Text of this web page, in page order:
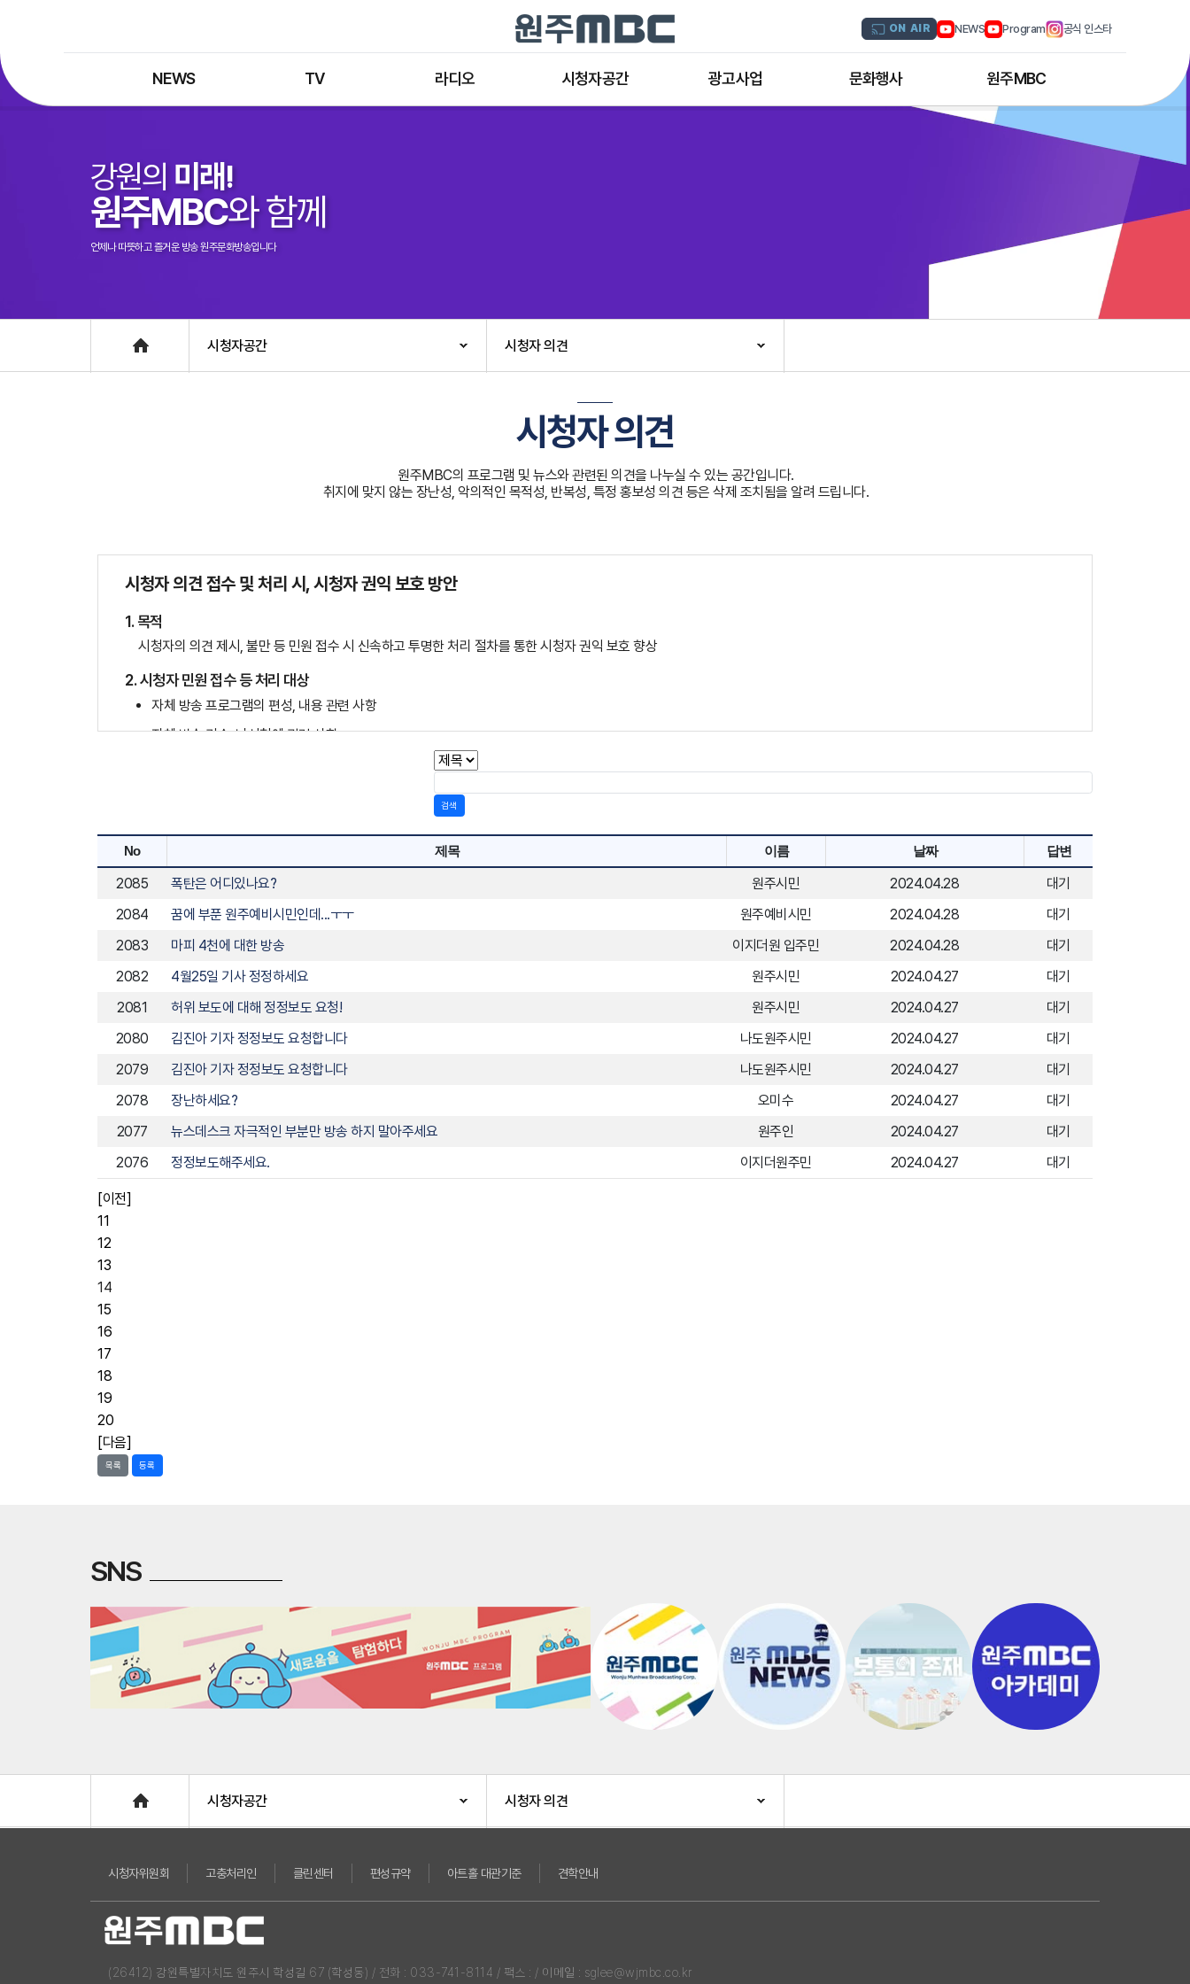
ON AIR NEWS Program 공식 인스타
NEWS
뉴스검색
제보는 MBC
정정·반론보도
TV
종영 프로그램
프로그램 구입안내
UHDTV 즐기는 방법
라디오 시청자공간 광고사업 문화행사 원주MBC
회사연혁
아나운서 소개
강원의 미래!
원주MBC와 함께
언제나 따뜻하고 즐거운 방송 원주문화방송입니다
시청자공간 시청자 의견
시청자 의견
원주MBC의 프로그램 및 뉴스와 관련된 의견을 나누실 수 있는 공간입니다.
취지에 맞지 않는 장난성, 악의적인 목적성, 반복성, 특정 홍보성 의견 등은 삭제 조치됨을 알려 드립니다.
시청자 의견 접수 및 처리 시, 시청자 권익 보호 방안
1. 목적
시청자의 의견 제시, 불만 등 민원 접수 시 신속하고 투명한 처리 절차를 통한 시청자 권익 보호 향상
2. 시청자 민원 접수 등 처리 대상
자체 방송 프로그램의 편성, 내용 관련 사항
자체 방송 기술, 난시청에 관련 사항
전화 033-741-8243(월~금 : 오전 9시~오후 6시, 토~일, 공휴일, 야간)
4. 처리 절차
의견 등 불만 신청(홈페이지, 전화) → 시청자 권익 보호 담당 부서(경영 심의국) 접수 → 관련 부서 협의 → 불만 등 의견 처리 결과 답변 처리(홈페이지, 전화)
5. 민원 처리 지침
민원 관련 부서는 1주일 이내 처리결과를 위해 노력하며, 신청인이 더 신속한 처리를 원하거나 불만 내용에 있어 신속성이 요구 된다고 판단되는 경우 즉시 처리하도록 함
불가피한 사유로 처리가 지연 될 시에는 민원인에게 사전 안내 하여야 함
야간, 주말, 공휴일 등 근무 외 시간에 접수된 사항에 대해서는 근무 복귀 시, 신속한 처리를 위해 노력함
6. 재발 방지 대책
민원 접수 및 처리, 홈페이지 공개
민원 처리의 효율성 제고를 위해 부서간 상시 협력
7. 시행일 : 2025년 7월 15일
검색
No 제목 이름 날짜 답변
2085 폭탄은 어디있나요? 원주시민 2024.04.28
대기
2084
꿈에 부푼 원주예비시민인데...ㅜㅜ 원주예비시민 2024.04.28
대기
2083
마피 4천에 대한 방송 이지더원 입주민 2024.04.28
대기
2082
4월25일 기사 정정하세요 원주시민 2024.04.27
대기
2081
허위 보도에 대해 정정보도 요청! 원주시민 2024.04.27
대기
2080
김진아 기자 정정보도 요청합니다 나도원주시민 2024.04.27
대기
2079
김진아 기자 정정보도 요청합니다 나도원주시민 2024.04.27
대기
2078
장난하세요? 오미수 2024.04.27
대기
2077
뉴스데스크 자극적인 부분만 방송 하지 말아주세요 원주인 2024.04.27
대기
2076
정정보도해주세요. 이지더원주민 2024.04.27 대기
[이전]
11
12
13
14
15
16
17
18
19
20
[다음]
목록 등록
SNS
시청자공간 시청자 의견
시청자위원회 고충처리인 클린센터 편성규약 아트홀 대관기준 견학안내
(26412) 강원특별자치도 원주시 학성길 67 (학성동) / 전화 : 033-741-8114 / 팩스 : / 이메일 : sglee@wjmbc.co.kr